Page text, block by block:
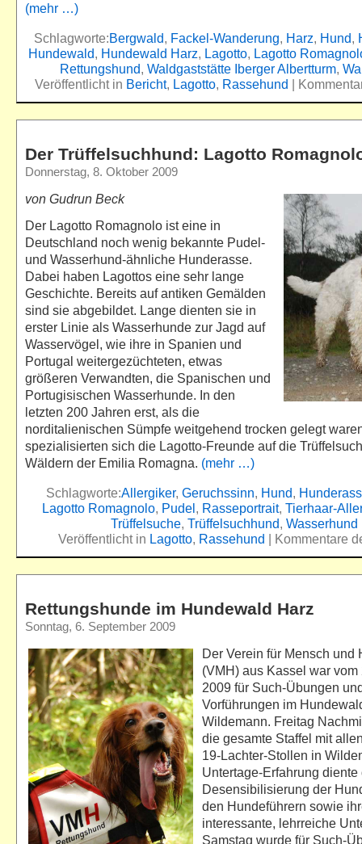
(mehr …)
Schlagworte:Bergwald, Fackel-Wanderung, Harz, Hund,
Hundewald, Hundewald Harz, Lagotto, Lagotto
Rettungshund, Waldgaststätte Iberger Albertturm,
Veröffentlicht in Bericht, Lagotto, Rassehund |
Der Trüffelsuchhund: Lagotto
Donnerstag, 8. Oktober 2009
von Gudrun Beck
Der Lagotto Romagnolo ist eine in
Deutschland noch wenig bekannte Pudel-
und Wasserhund-ähnliche Hunderasse.
Dabei haben Lagottos eine sehr lange
Geschichte. Bereits auf antiken Gemälden
sind sie abgebildet. Lange dienten sie in
erster Linie als Wasserhunde zur Jagd auf
Wasservögel, wie ihre in Spanien und
Portugal weitergezüchteten, etwas
größeren Verwandten, die Spanischen und
Portugisischen Wasserhunde. In den
letzten 200 Jahren erst, als die
norditalienischen Sümpfe weitgehend trocken gelegt
spezialisierten sich die Lagotto-Freunde auf die
Wäldern der Emilia Romagna. (mehr …)
Schlagworte:Allergiker, Geruchssinn, Hund,
Lagotto Romagnolo, Pudel, Rasseportrait, Tierhaar-
Trüffelsuche, Trüffelsuchhund, Wasserhund
Veröffentlicht in Lagotto, Rassehund | Kommentare
Rettungshunde im Hundewald Harz
Sonntag, 6. September 2009
Der Verein für Mensch und
(VMH) aus Kassel war vom
2009 für Such-Übungen
Vorführungen im
Wildemann. Freitag
die gesamte Staffel mit
19-Lachter-Stollen in
Untertage-Erfahrung diente
Desensibilisierung der
den Hundeführern sowie
interessante, lehrreiche
Samstag wurde für Such-